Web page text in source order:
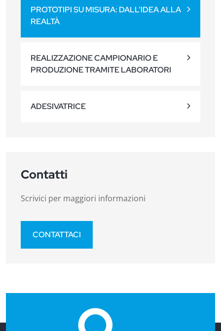
PROTOTIPI SU MISURA: DALL’IDEA ALLA
REALTÀ
REALIZZAZIONE CAMPIONARIO E
PRODUZIONE TRAMITE LABORATORI
ADESIVATRICE
Contatti
Scrivici per maggiori informazioni
CONTATTACI